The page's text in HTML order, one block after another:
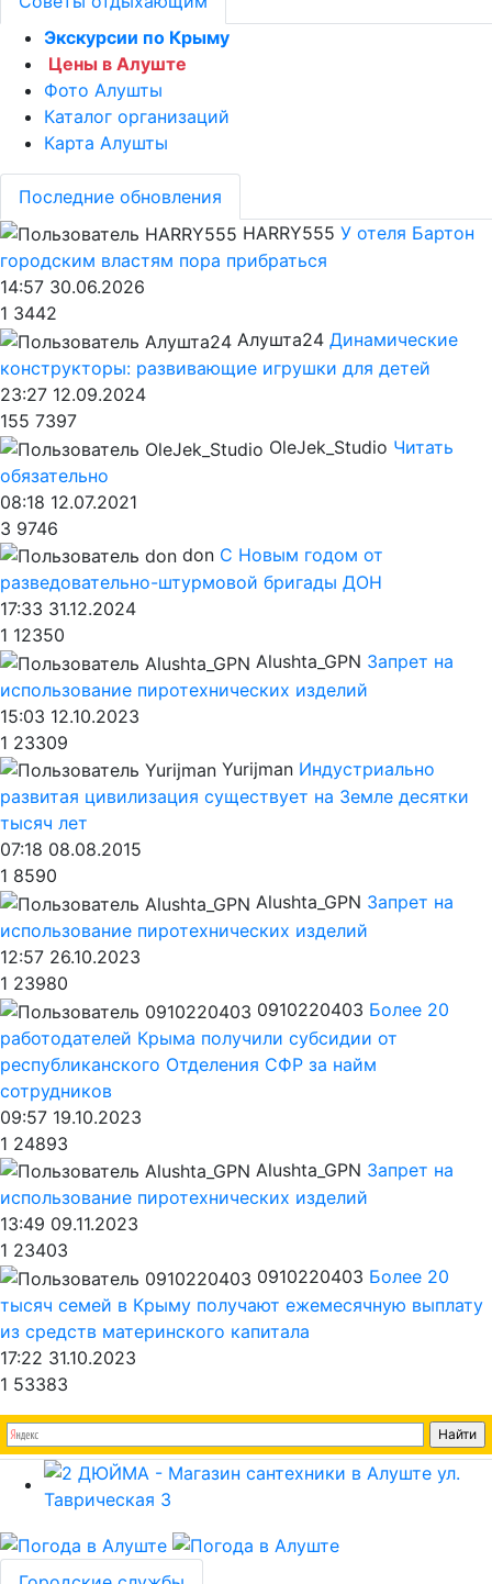
Экскурсии по Крыму
Цены в Алуште
Фото Алушты
Каталог организаций
Карта Алушты
Последние обновления
HARRY555 У отеля Бартон
городским властям пора прибраться
14:57 30.06.2026
1 3442
Алушта24 Динамические
конструкторы: развивающие игрушки для детей
23:27 12.09.2024
155 7397
OleJek_Studio Читать
обязательно
08:18 12.07.2021
3 9746
don С Новым годом от
разведовательно-штурмовой бригады ДОН
17:33 31.12.2024
1 12350
Alushta_GPN Запрет на
использование пиротехнических изделий
15:03 12.10.2023
1 23309
Yurijman Индустриально
развитая цивилизация существует на Земле десятки
тысяч лет
07:18 08.08.2015
1 8590
Alushta_GPN Запрет на
использование пиротехнических изделий
12:57 26.10.2023
1 23980
0910220403 Более 20
работодателей Крыма получили субсидии от
республиканского Отделения СФР за найм
сотрудников
09:57 19.10.2023
1 24893
Alushta_GPN Запрет на
использование пиротехнических изделий
13:49 09.11.2023
1 23403
0910220403 Более 20
тысяч семей в Крыму получают ежемесячную выплату
из средств материнского капитала
17:22 31.10.2023
1 53383